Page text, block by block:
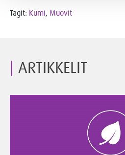
Tagit: Kumi, Muovit
ARTIKKELIT